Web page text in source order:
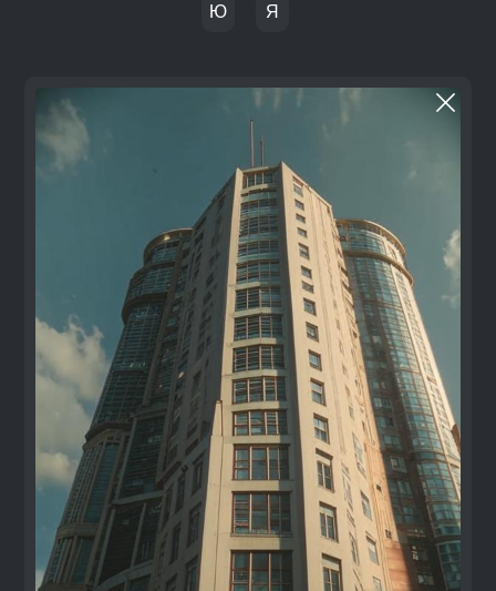
Ю Я